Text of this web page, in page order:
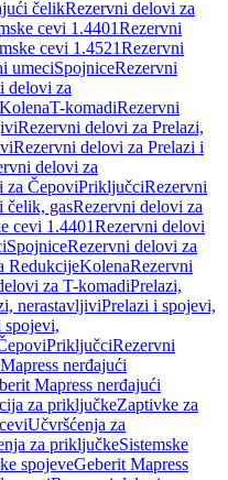
čelikRezervni delovi za
cevi 1.4401Rezervni
cevi 1.4521Rezervni
umeciSpojniceRezervni
delovi za
T-komadiRezervni
Rezervni delovi za Prelazi,
Rezervni delovi za Prelazi i
delovi za
za ČepoviPriključciRezervni
čelik, gasRezervni delovi za
cevi 1.4401Rezervni delovi
SpojniceRezervni delovi za
RedukcijeKolenaRezervni
za T-komadiPrelazi,
nerastavljiviPrelazi i spojevi,
spojevi,
PriključciRezervni
nerđajući
Mapress nerđajući
za priključkeZaptivke za
Učvršćenja za
za priključkeSistemske
spojeveGeberit Mapress